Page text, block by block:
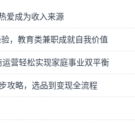
爱成为收入来源
，教育类兼职成就自我价值
营轻松实现家庭事业双平衡
攻略，选品到变现全流程